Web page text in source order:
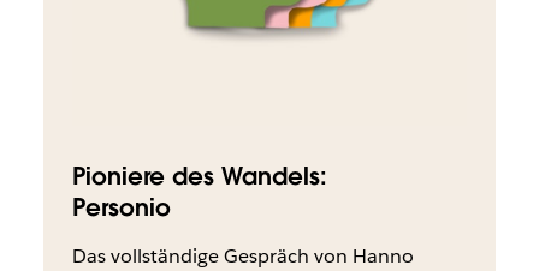
Pioniere des Wandels:
Personio
Das vollständige Gespräch von Hanno